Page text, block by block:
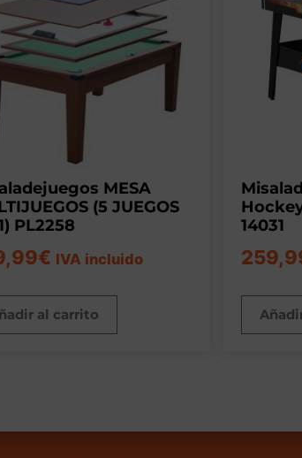
MESA
(5 JUEGOS
PL2258
€ IVA incluido
al carrito
14031